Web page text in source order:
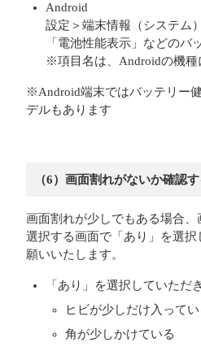
Android
設定＞端末情報（システム
「電池性能表示」などのバ
※項目名は、Androidの機種
※Android端末ではバッテリー
デルもあります
（6）画面割れがないか確認
画面割れが少しでもある場合
選択する画面で「あり」を選
願いいたします。
「あり」を選択していただ
ヒビが少しだけ入ってい
角が少しかけている